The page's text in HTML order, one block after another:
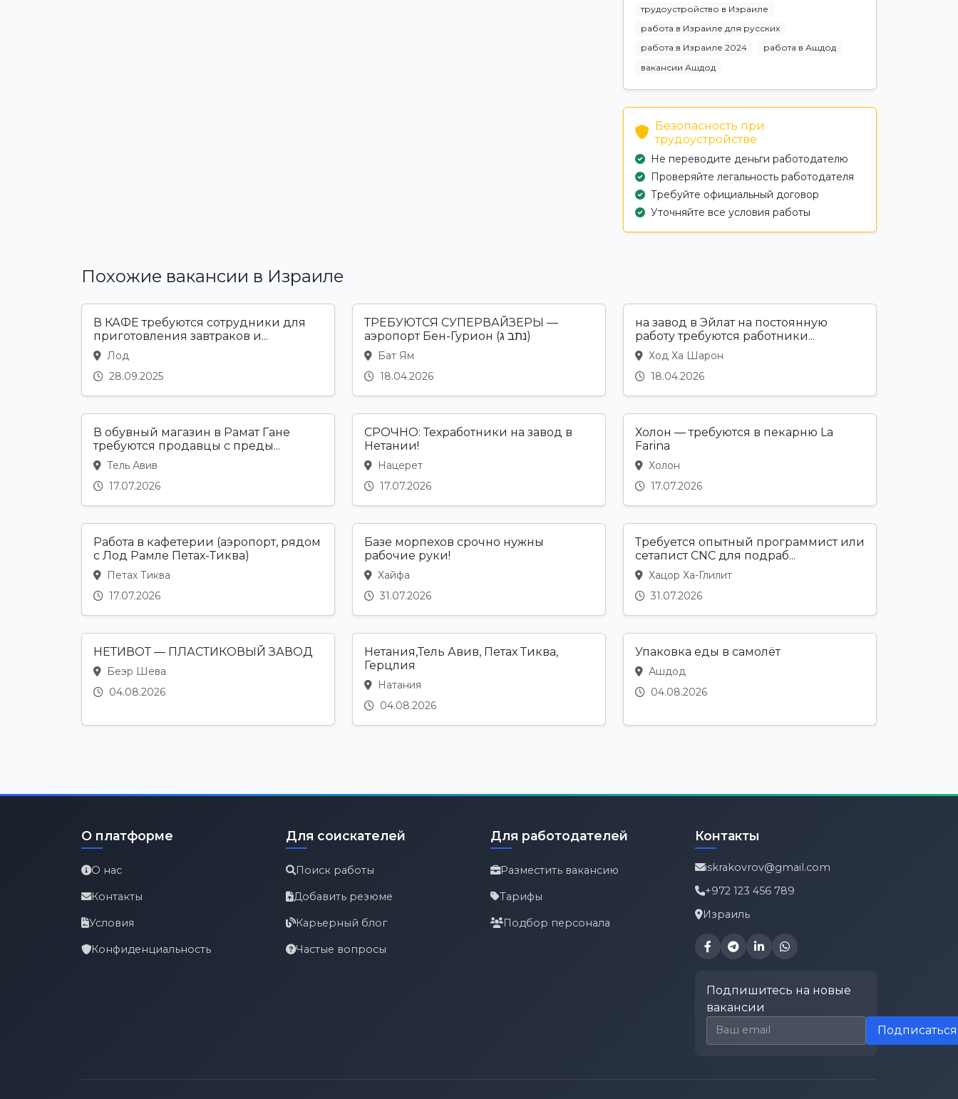
трудоустройство в Израиле
работа в Израиле для русских
работа в Израиле 2024
работа в Ашдод
вакансии Ашдод
Безопасность при
трудоустройстве
Не переводите деньги работодателю
Проверяйте легальность работодателя
Требуйте официальный договор
Уточняйте все условия работы
Похожие вакансии в Израиле
В КАФЕ требуются сотрудники для
приготовления завтраков и...
Лод
28.09.2025
ТРЕБУЮТСЯ СУПЕРВАЙЗЕРЫ —
аэропорт Бен-Гурион (נתב ג)
Бат Ям
18.04.2026
на завод в Эйлат на постоянную
работу требуются работники...
Ход Ха Шарон
18.04.2026
В обувный магазин в Рамат Гане
требуются продавцы с преды...
Тель Авив
17.07.2026
СРОЧНО: Техработники на завод в
Нетании!
Нацерет
17.07.2026
Холон — требуются в пекарню La
Farina
Холон
17.07.2026
Работа в кафетерии (аэропорт, рядом
с Лод Рамле Петах-Тиква)
Петах Тиква
17.07.2026
Базе морпехов срочно нужны
рабочие руки!
Хайфа
31.07.2026
Требуется опытный программист или
сетапист CNC для подраб...
Хацор Ха-Глилит
31.07.2026
НЕТИВОТ — ПЛАСТИКОВЫЙ ЗАВОД
Беэр Шева
04.08.2026
Нетания,Тель Авив, Петах Тиква,
Герцлия
Натания
04.08.2026
Упаковка еды в самолёт
Ашдод
04.08.2026
О платформе
О нас
Контакты
Условия
Конфиденциальность
Для соискателей
Поиск работы
Добавить резюме
Карьерный блог
Частые вопросы
Для работодателей
Разместить вакансию
Тарифы
Подбор персонала
Контакты
iskrakovrov@gmail.com
+972 123 456 789
Израиль
Подпишитесь на новые
вакансии
Email для подписки
Подписаться